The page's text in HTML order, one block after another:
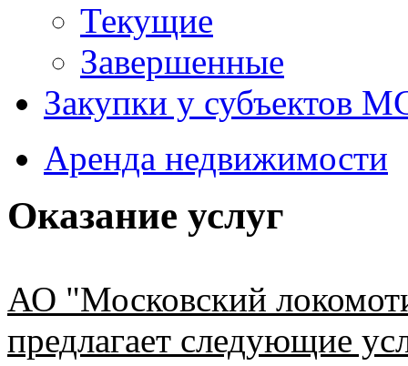
Текущие
Завершенные
Закупки у субъектов
Аренда недвижимости
Оказание услуг
АО "Московский
предлагает следующие